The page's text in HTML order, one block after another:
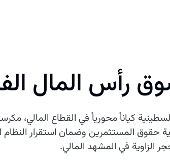
رأس المال
كياناً محورياً في القطاع المالي،
حقوق المستثمرين وضمان استقرار النظام
الزاوية في المشهد المالي.